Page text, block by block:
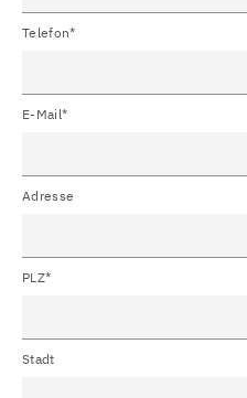
Telefon*
E-Mail*
Adresse
PLZ*
Stadt